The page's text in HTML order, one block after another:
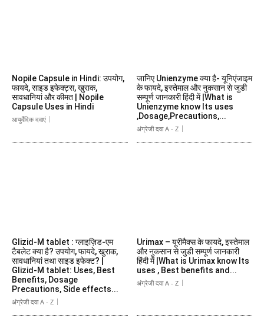
Nopile Capsule in Hindi: उपयोग,
फायदे, साइड इफेक्ट्स, खुराक,
सावधानियां और कीमत | Nopile
Capsule Uses in Hindi
आयुर्वेदिक दवाएं
जानिए Unienzyme क्या है- यूनिएंजाइम
के फायदे, इस्तेमाल और नुकसान से जुडी
सम्पूर्ण जानकारी हिंदी में |What is
Unienzyme know Its uses
,Dosage,Precautions,...
अंग्रेजी दवा A - Z
Glizid-M tablet : ग्लाइज़िड-एम
टैबलेट क्या है? उपयोग, फायदे, खुराक,
सावधानियां तथा साइड इफेक्ट? |
Glizid-M tablet: Uses, Best
Benefits, Dosage
Precautions, Side effects...
अंग्रेजी दवा A - Z
Urimax – यूरीमैक्स के फायदे, इस्तेमाल
और नुकसान से जुडी सम्पूर्ण जानकारी
हिंदी में |What is Urimax know Its
uses , Best benefits and...
अंग्रेजी दवा A - Z